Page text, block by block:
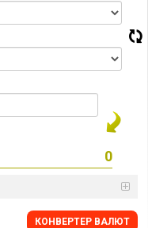
КОНВЕРТЕР ВАЛЮТ